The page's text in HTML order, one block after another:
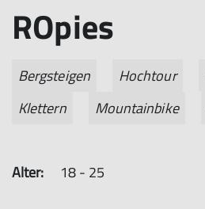
ROpies
Bergsteigen Hochtour
Klettern
Mountainbike
Alter: 18 - 25